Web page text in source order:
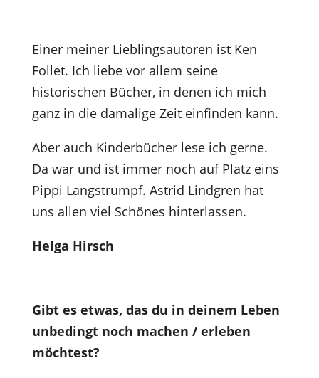
Einer meiner Lieblingsautoren ist Ken
Follet. Ich liebe vor allem seine
historischen Bücher, in denen ich mich
ganz in die damalige Zeit einfinden kann.
Aber auch Kinderbücher lese ich gerne.
Da war und ist immer noch auf Platz eins
Pippi Langstrumpf. Astrid Lindgren hat
uns allen viel Schönes hinterlassen.
Helga Hirsch
Gibt es etwas, das du in deinem Leben
unbedingt noch machen / erleben
möchtest?